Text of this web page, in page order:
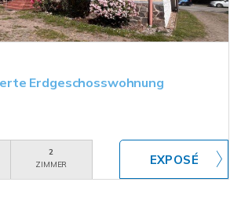
Erdgeschosswohnung
2
ZIMMER